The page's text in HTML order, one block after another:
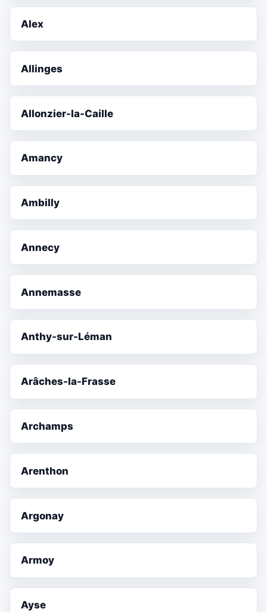
Alex
Allinges
Allonzier-la-Caille
Amancy
Ambilly
Annecy
Annemasse
Anthy-sur-Léman
Arâches-la-Frasse
Archamps
Arenthon
Argonay
Armoy
Ayse